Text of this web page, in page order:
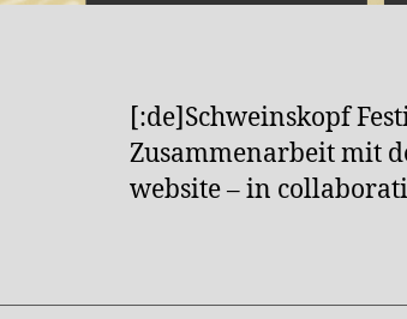
[:de]Schweinskopf
Zusammenarbeit mit
website – in